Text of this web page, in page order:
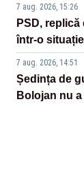
7 aug. 2026, 15:26
PSD,
într-o
7 aug. 2026, 14:51
Ședința de
Bolojan nu